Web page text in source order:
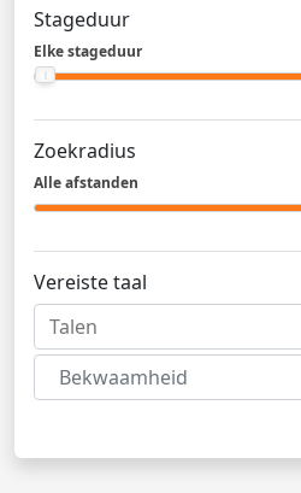
Stageduur
Elke stageduur
Zoekradius
Alle afstanden
Vereiste taal
Bekwaamheid